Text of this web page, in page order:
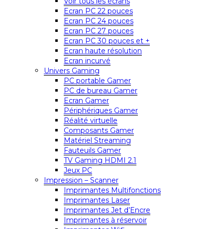
Ecran PC 22 pouces
Ecran PC 24 pouces
Ecran PC 27 pouces
Ecran PC 30 pouces et +
Ecran haute résolution
Ecran incurvé
Univers Gaming
PC portable Gamer
PC de bureau Gamer
Ecran Gamer
Périphériques Gamer
Réalité virtuelle
Composants Gamer
Matériel Streaming
Fauteuils Gamer
TV Gaming HDMI 2.1
Jeux PC
Impression – Scanner
Imprimantes Multifonctions
Imprimantes Laser
Imprimantes Jet d’Encre
Imprimantes à réservoir